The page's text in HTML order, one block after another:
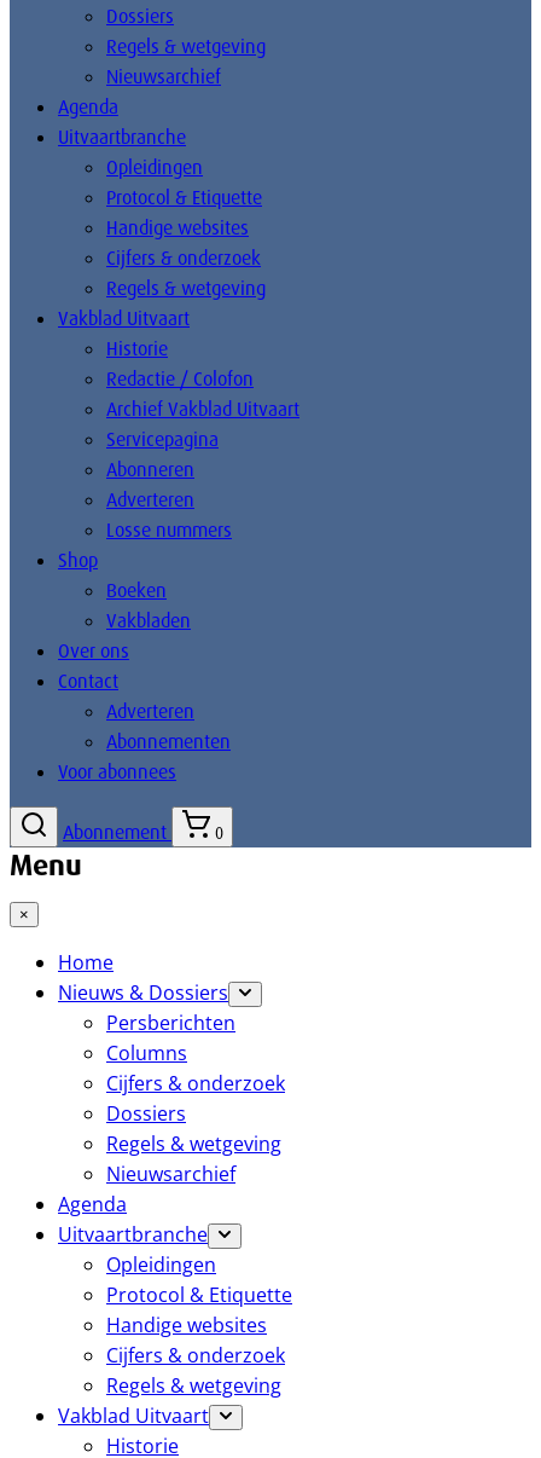
Dossiers
Regels & wetgeving
Nieuwsarchief
Agenda
Uitvaartbranche
Opleidingen
Protocol & Etiquette
Handige websites
Cijfers & onderzoek
Regels & wetgeving
Vakblad Uitvaart
Historie
Redactie / Colofon
Archief Vakblad Uitvaart
Servicepagina
Abonneren
Adverteren
Losse nummers
Shop
Boeken
Vakbladen
Over ons
Contact
Adverteren
Abonnementen
Voor abonnees
Abonnement 0
Menu
×
Home
Nieuws & Dossiers
Persberichten
Columns
Cijfers & onderzoek
Dossiers
Regels & wetgeving
Nieuwsarchief
Agenda
Uitvaartbranche
Opleidingen
Protocol & Etiquette
Handige websites
Cijfers & onderzoek
Regels & wetgeving
Vakblad Uitvaart
Historie